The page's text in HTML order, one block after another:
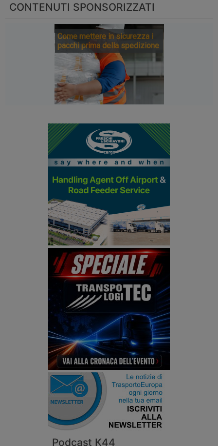
Podcast K44
CONTENUTI SPONSORIZZATI
Come mettere in sicurezza i
pacchi prima della spedizione